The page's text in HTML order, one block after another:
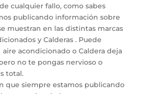
cualquier fallo, como sabes
publicando información sobre
muestran en las distintas marcas
y Calderas . Puede
acondicionado o Caldera deja
no te pongas nervioso o
total.
que siempre estamos publicando